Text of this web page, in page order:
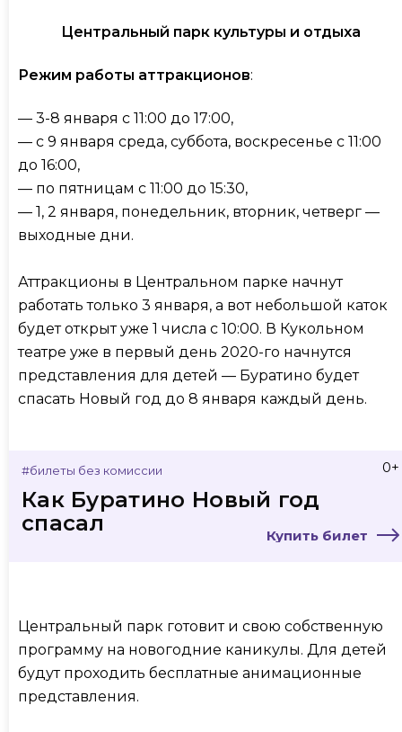
Центральный парк культуры и отдыха
Режим работы аттракционов:
— 3-8 января с 11:00 до 17:00,
— с 9 января среда, суббота, воскресенье с 11:00
до 16:00,
— по пятницам с 11:00 до 15:30,
— 1, 2 января, понедельник, вторник, четверг —
выходные дни.
Аттракционы в Центральном парке начнут
работать только 3 января, а вот небольшой каток
будет открыт уже 1 числа с 10:00. В Кукольном
театре уже в первый день 2020-го начнутся
представления для детей — Буратино будет
спасать Новый год до 8 января каждый день.
0+
#билеты без комиссии
Купить билет
Как Буратино Новый год
спасал
Центральный парк готовит и свою собственную
программу на новогодние каникулы. Для детей
будут проходить бесплатные анимационные
представления.